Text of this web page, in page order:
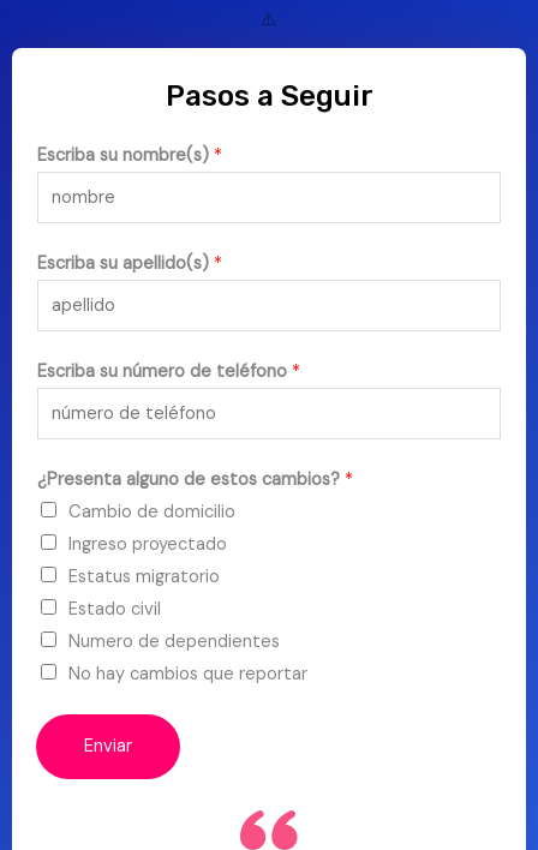
Pasos a Seguir
Escriba su nombre(s) *
Escriba su apellido(s) *
Escriba su número de teléfono *
¿Presenta alguno de estos cambios? *
Cambio de domicilio
Ingreso proyectado
Estatus migratorio
Estado civil
Numero de dependientes
No hay cambios que reportar
Enviar